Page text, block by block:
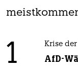
1 Krise
AfD-